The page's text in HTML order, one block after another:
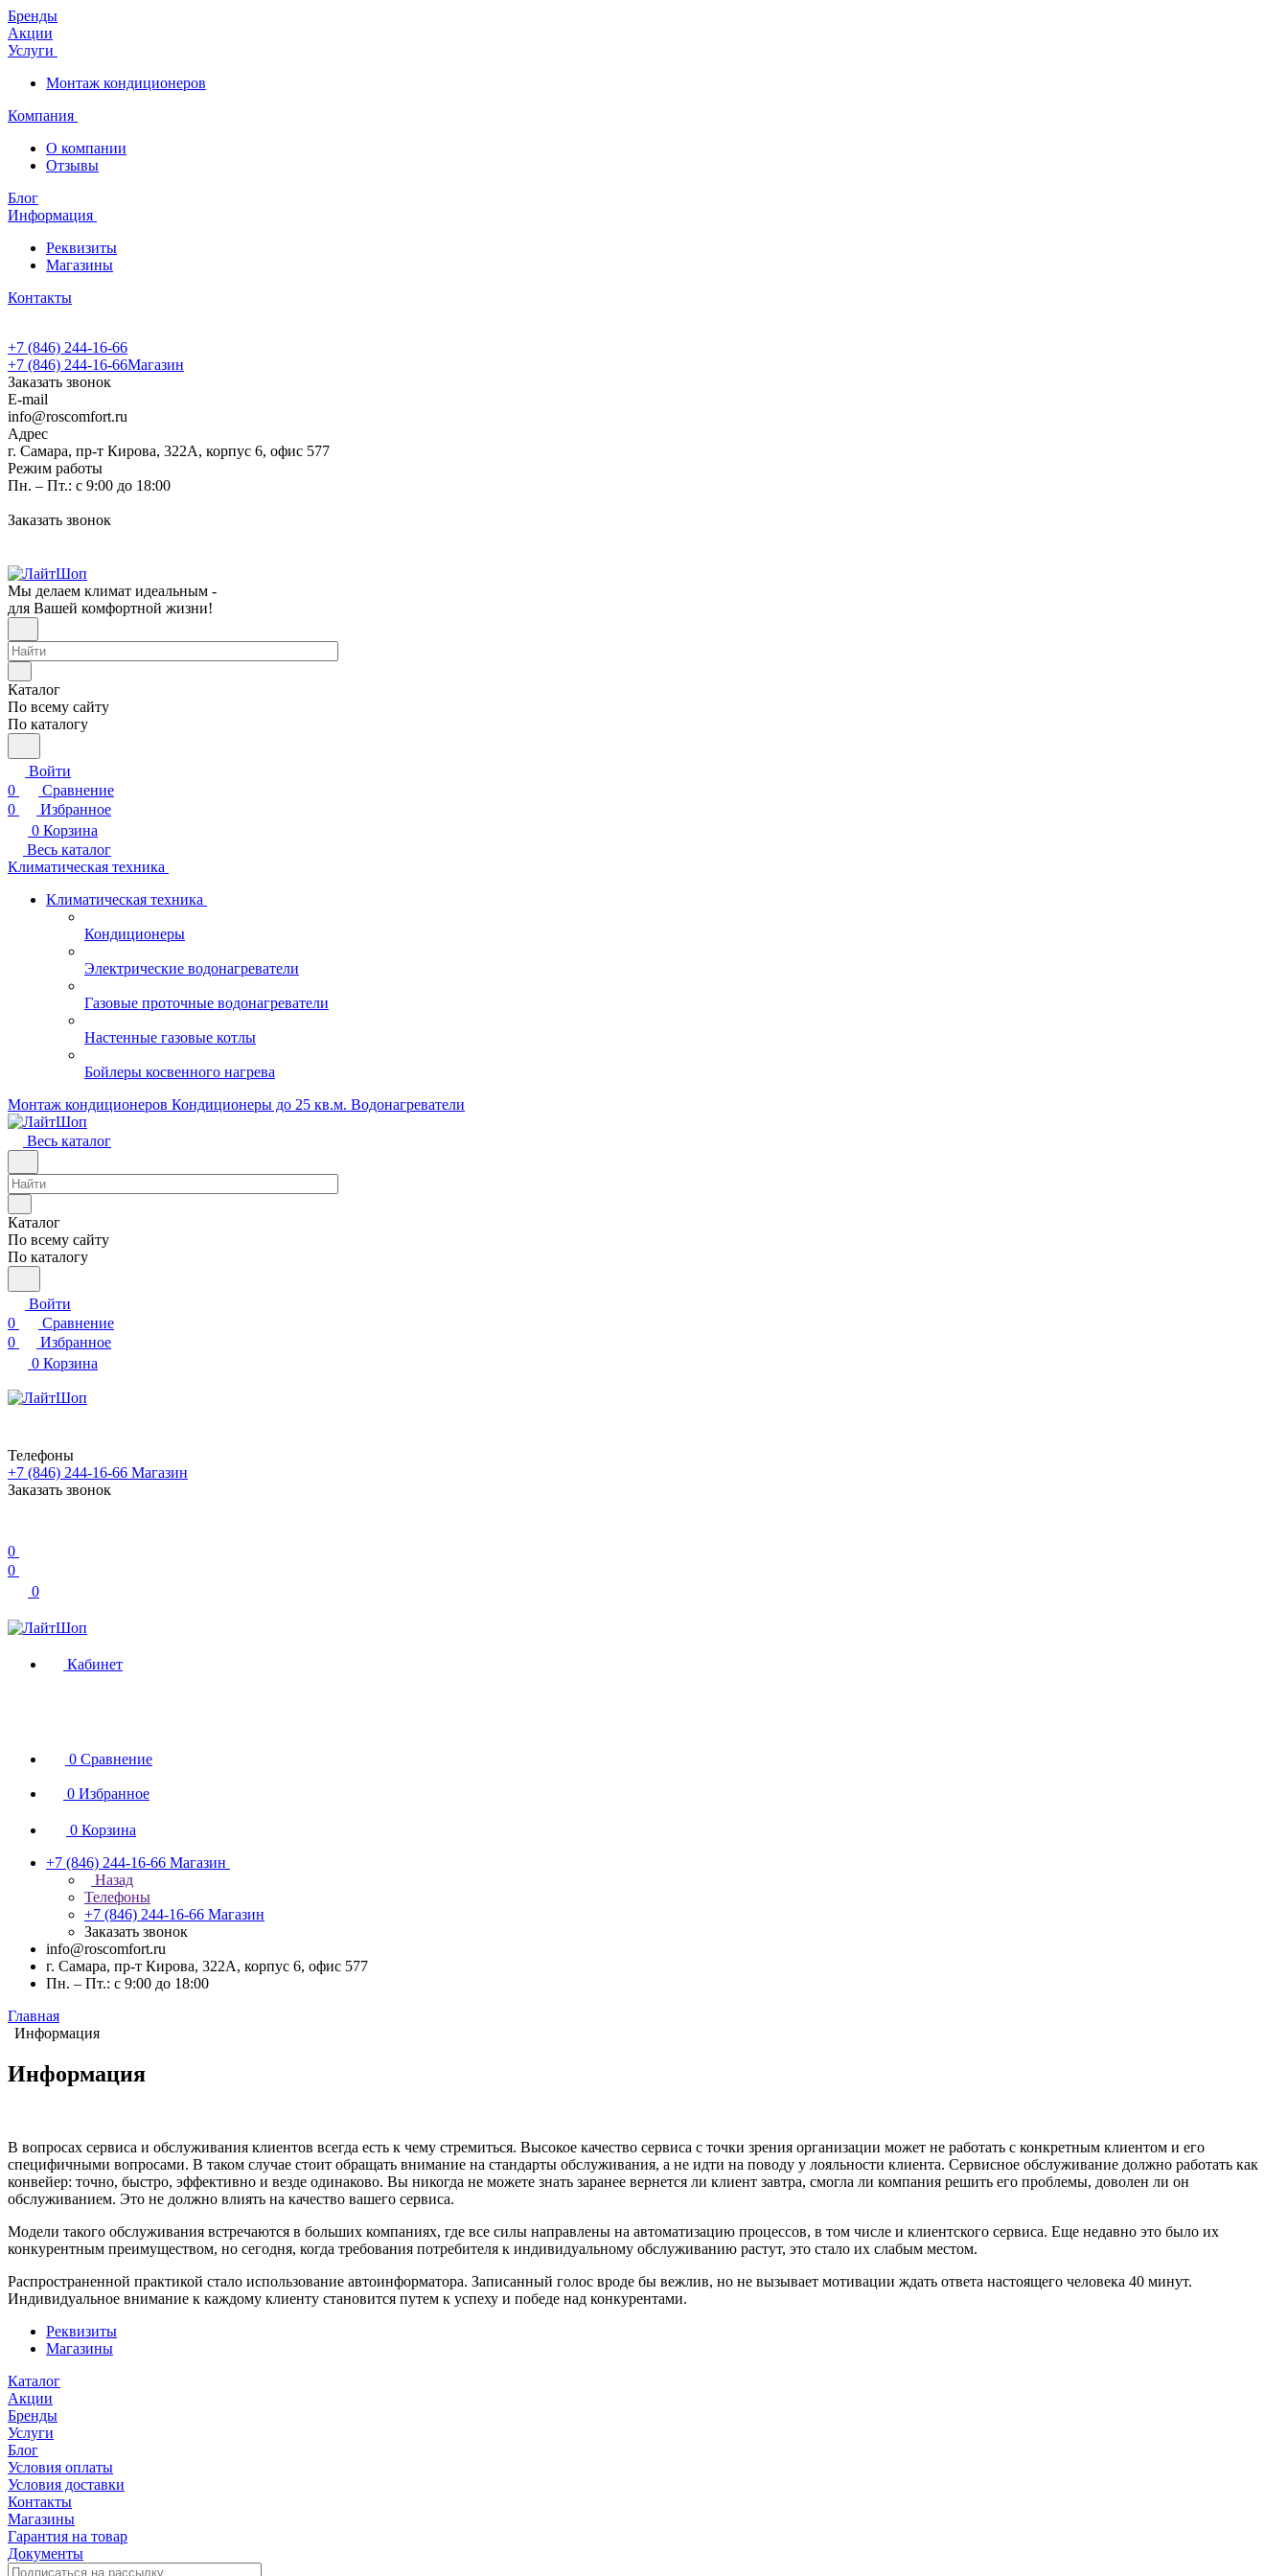
Бренды
Акции
Услуги
Монтаж кондиционеров
Компания
О компании
Отзывы
Блог
Информация
Реквизиты
Магазины
Контакты
+7 (846) 244-16-66
+7 (846) 244-16-66Магазин
Заказать звонок
E-mail
info@roscomfort.ru
Адрес
г. Самара, пр-т Кирова, 322А, корпус 6, офис 577
Режим работы
Пн. – Пт.: с 9:00 до 18:00
Заказать звонок
Мы делаем климат идеальным -
для Вашей комфортной жизни!
Каталог
По всему сайту
По каталогу
Войти
0
Сравнение
0
Избранное
0 Корзина
Весь каталог
Климатическая техника
Климатическая техника
Кондиционеры
Электрические водонагреватели
Газовые проточные водонагреватели
Настенные газовые котлы
Бойлеры косвенного нагрева
Монтаж кондиционеров Кондиционеры до 25 кв.м. Водонагреватели
Весь каталог
Каталог
По всему сайту
По каталогу
Войти
0
Сравнение
0
Избранное
0 Корзина
Телефоны
+7 (846) 244-16-66 Магазин
Заказать звонок
0
0
0
Кабинет
0 Сравнение
0 Избранное
0 Корзина
+7 (846) 244-16-66 Магазин
Назад
Телефоны
+7 (846) 244-16-66 Магазин
Заказать звонок
info@roscomfort.ru
г. Самара, пр-т Кирова, 322А, корпус 6, офис 577
Пн. – Пт.: с 9:00 до 18:00
Главная
Информация
Информация
В вопросах сервиса и обслуживания клиентов всегда есть к чему стремиться. Высокое качество сервиса с точки зрения организации может не работать с конкретным клиентом и его
специфичными вопросами. В таком случае стоит обращать внимание на стандарты обслуживания, а не идти на поводу у лояльности клиента. Сервисное обслуживание должно работать как
конвейер: точно, быстро, эффективно и везде одинаково. Вы никогда не можете знать заранее вернется ли клиент завтра, смогла ли компания решить его проблемы, доволен ли он
обслуживанием. Это не должно влиять на качество вашего сервиса.
Модели такого обслуживания встречаются в больших компаниях, где все силы направлены на автоматизацию процессов, в том числе и клиентского сервиса. Еще недавно это было их
конкурентным преимуществом, но сегодня, когда требования потребителя к индивидуальному обслуживанию растут, это стало их слабым местом.
Распространенной практикой стало использование автоинформатора. Записанный голос вроде бы вежлив, но не вызывает мотивации ждать ответа настоящего человека 40 минут.
Индивидуальное внимание к каждому клиенту становится путем к успеху и победе над конкурентами.
Реквизиты
Магазины
Каталог
Акции
Бренды
Услуги
Блог
Условия оплаты
Условия доставки
Контакты
Магазины
Гарантия на товар
Документы